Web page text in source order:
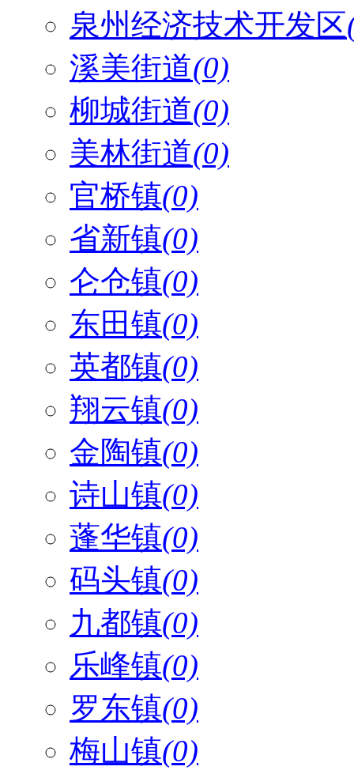
泉州经济技术开发区
溪美街道(0)
柳城街道(0)
美林街道(0)
官桥镇(0)
省新镇(0)
仑仓镇(0)
东田镇(0)
英都镇(0)
翔云镇(0)
金陶镇(0)
诗山镇(0)
蓬华镇(0)
码头镇(0)
九都镇(0)
乐峰镇(0)
罗东镇(0)
梅山镇(0)